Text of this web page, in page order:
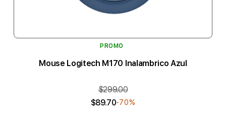
PROMO
Mouse Logitech M170 Inalambrico Azul
$299.00
$89.70-70%